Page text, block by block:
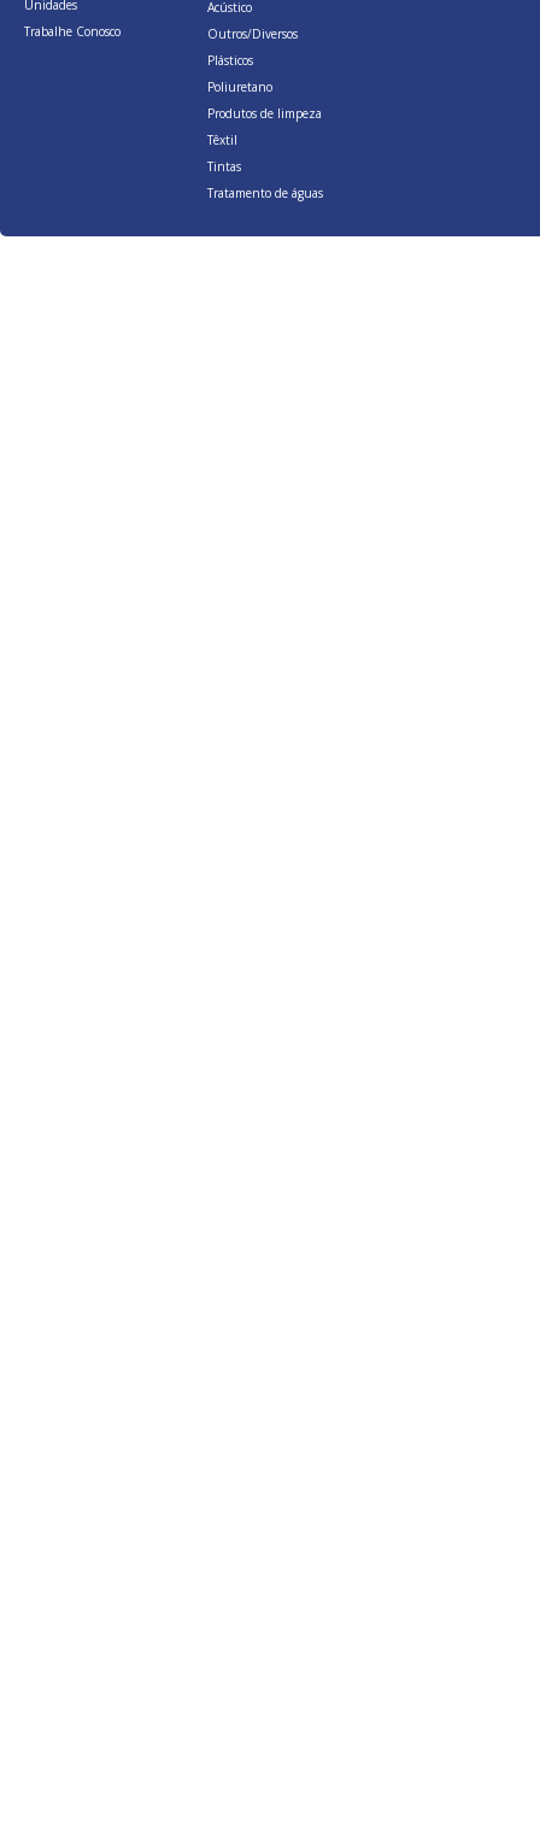
Unidades
Trabalhe Conosco
Acústico
Outros/Diversos
Plásticos
Poliuretano
Produtos de limpeza
Têxtil
Tintas
Tratamento de águas